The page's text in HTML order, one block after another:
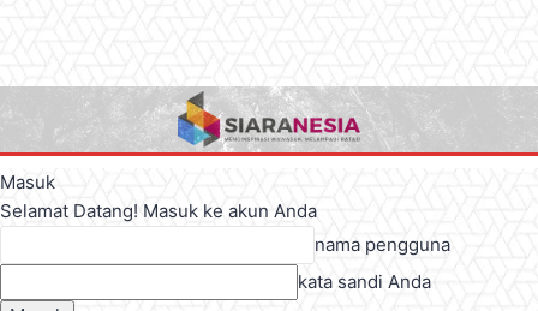
Masuk
Selamat Datang! Masuk ke akun Anda
nama pengguna
kata sandi Anda